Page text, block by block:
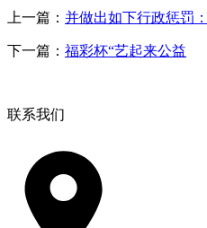
上一篇： 并做出如下行政惩罚
下一篇： 福彩杯“艺起来公益
联系我们